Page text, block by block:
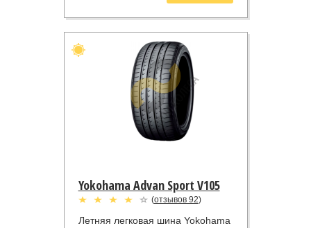
уровнем комфорта. Несмотря на
то, что этот уважаемый и
известный во всем мире
японский производитель
позиционирует данную модель,
как шину премиум-класса, она
выпускается более, чем в 50
типоразмерах с 16 до 22
дюймов. Это говорит об
исключительной применяемости
данной модели к большинству
наиболее скоростных и мощных
Yokohama Advan Sport V105
(отзывов 92)
Летняя легковая шина Yokohama